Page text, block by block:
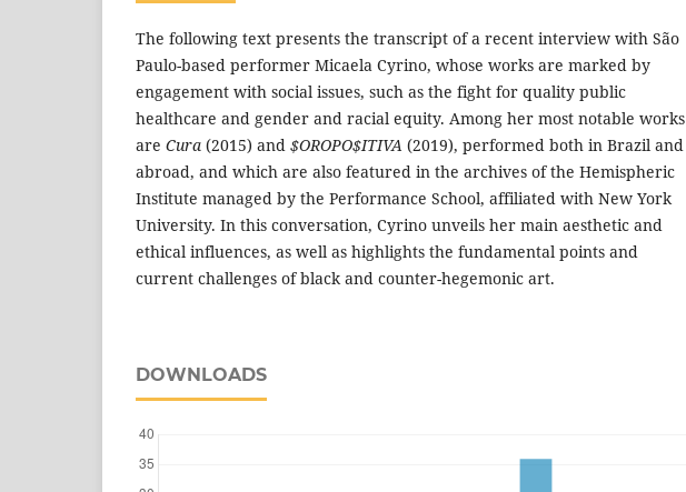
The following text presents the transcript of a recent interview with São
Paulo-based performer Micaela Cyrino, whose works are marked by
engagement with social issues, such as the fight for quality public
healthcare and gender and racial equity. Among her most notable works
are Cura (2015) and $OROPO$ITIVA (2019), performed both in Brazil and
abroad, and which are also featured in the archives of the Hemispheric
Institute managed by the Performance School, affiliated with New York
University. In this conversation, Cyrino unveils her main aesthetic and
ethical influences, as well as highlights the fundamental points and
current challenges of black and counter-hegemonic art.
DOWNLOADS